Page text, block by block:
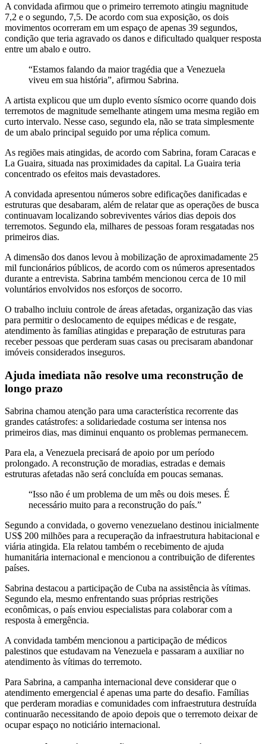
A convidada afirmou que o primeiro terremoto atingiu magnitude
7,2 e o segundo, 7,5. De acordo com sua exposição, os dois
movimentos ocorreram em um espaço de apenas 39 segundos,
condição que teria agravado os danos e dificultado qualquer resposta
entre um abalo e outro.
“Estamos falando da maior tragédia que a Venezuela
viveu em sua história”, afirmou Sabrina.
A artista explicou que um duplo evento sísmico ocorre quando dois
terremotos de magnitude semelhante atingem uma mesma região em
curto intervalo. Nesse caso, segundo ela, não se trata simplesmente
de um abalo principal seguido por uma réplica comum.
As regiões mais atingidas, de acordo com Sabrina, foram Caracas e
La Guaira, situada nas proximidades da capital. La Guaira teria
concentrado os efeitos mais devastadores.
A convidada apresentou números sobre edificações danificadas e
estruturas que desabaram, além de relatar que as operações de busca
continuavam localizando sobreviventes vários dias depois dos
terremotos. Segundo ela, milhares de pessoas foram resgatadas nos
primeiros dias.
A dimensão dos danos levou à mobilização de aproximadamente 25
mil funcionários públicos, de acordo com os números apresentados
durante a entrevista. Sabrina também mencionou cerca de 10 mil
voluntários envolvidos nos esforços de socorro.
O trabalho incluiu controle de áreas afetadas, organização das vias
para permitir o deslocamento de equipes médicas e de resgate,
atendimento às famílias atingidas e preparação de estruturas para
receber pessoas que perderam suas casas ou precisaram abandonar
imóveis considerados inseguros.
Ajuda imediata não resolve uma reconstrução de
longo prazo
Sabrina chamou atenção para uma característica recorrente das
grandes catástrofes: a solidariedade costuma ser intensa nos
primeiros dias, mas diminui enquanto os problemas permanecem.
Para ela, a Venezuela precisará de apoio por um período
prolongado. A reconstrução de moradias, estradas e demais
estruturas afetadas não será concluída em poucas semanas.
“Isso não é um problema de um mês ou dois meses. É
necessário muito para a reconstrução do país.”
Segundo a convidada, o governo venezuelano destinou inicialmente
US$ 200 milhões para a recuperação da infraestrutura habitacional e
viária atingida. Ela relatou também o recebimento de ajuda
humanitária internacional e mencionou a contribuição de diferentes
países.
Sabrina destacou a participação de Cuba na assistência às vítimas.
Segundo ela, mesmo enfrentando suas próprias restrições
econômicas, o país enviou especialistas para colaborar com a
resposta à emergência.
A convidada também mencionou a participação de médicos
palestinos que estudavam na Venezuela e passaram a auxiliar no
atendimento às vítimas do terremoto.
Para Sabrina, a campanha internacional deve considerar que o
atendimento emergencial é apenas uma parte do desafio. Famílias
que perderam moradias e comunidades com infraestrutura destruída
continuarão necessitando de apoio depois que o terremoto deixar de
ocupar espaço no noticiário internacional.